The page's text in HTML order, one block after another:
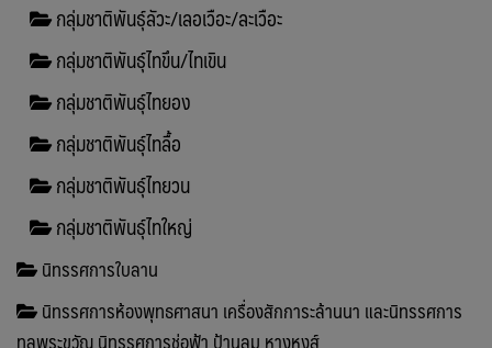
กลุ่มชาติพันธุ์ลัวะ/เลอเวือะ/ละเวือะ
กลุ่มชาติพันธุ์ไทขึน/ไทเขิน
กลุ่มชาติพันธุ์ไทยอง
กลุ่มชาติพันธุ์ไทลื้อ
กลุ่มชาติพันธุ์ไทยวน
กลุ่มชาติพันธุ์ไทใหญ่
นิทรรศการใบลาน
นิทรรศการห้องพุทธศาสนา เครื่องสักการะล้านนา และนิทรรศการ
ทูลพระขวัญ นิทรรศการช่อฟ้า ป้านลม หางหงส์